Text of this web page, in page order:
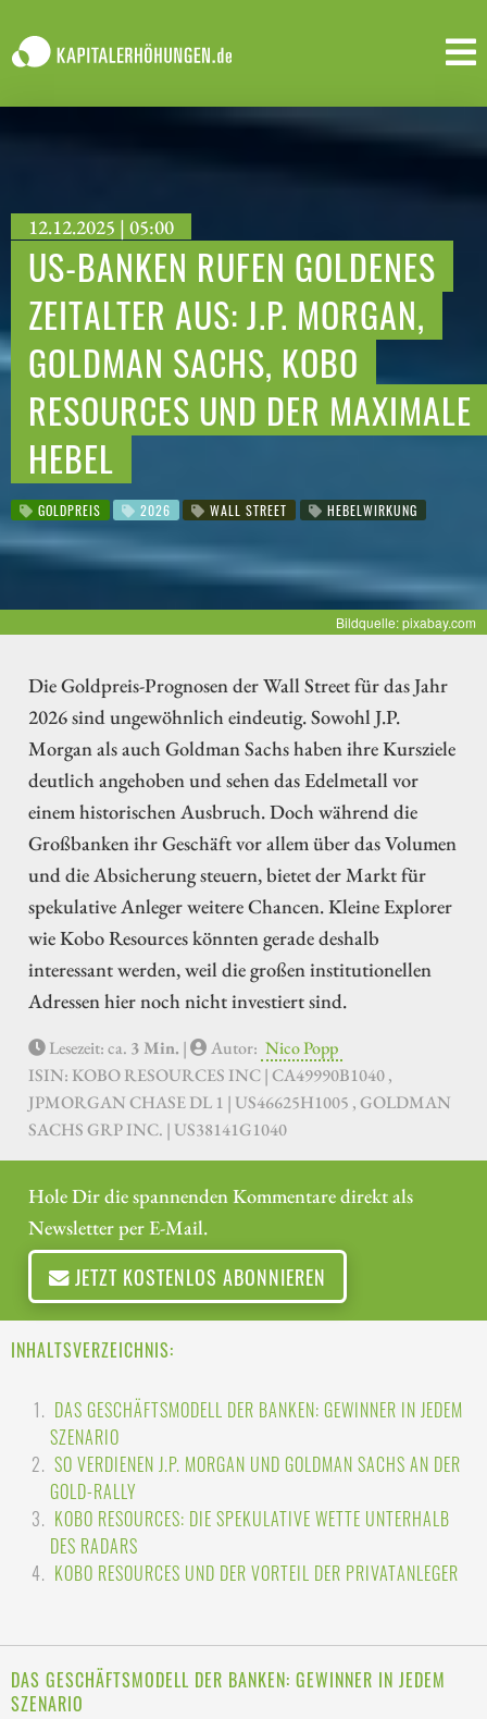
12.12.2025 | 05:00
US-BANKEN RUFEN GOLDENES
ZEITALTER AUS: J.P. MORGAN,
GOLDMAN SACHS, KOBO
RESOURCES UND DER MAXIMALE
HEBEL
GOLDPREIS 2026 WALL STREET HEBELWIRKUNG
Bildquelle: pixabay.com
Die Goldpreis-Prognosen der Wall Street für das Jahr
2026 sind ungewöhnlich eindeutig. Sowohl J.P.
Morgan als auch Goldman Sachs haben ihre Kursziele
deutlich angehoben und sehen das Edelmetall vor
einem historischen Ausbruch. Doch während die
Großbanken ihr Geschäft vor allem über das Volumen
und die Absicherung steuern, bietet der Markt für
spekulative Anleger weitere Chancen. Kleine Explorer
wie Kobo Resources könnten gerade deshalb
interessant werden, weil die großen institutionellen
Adressen hier noch nicht investiert sind.
Lesezeit: ca. 3 Min. | Autor: Nico Popp
ISIN: KOBO RESOURCES INC | CA49990B1040 ,
JPMORGAN CHASE DL 1 | US46625H1005 , GOLDMAN
SACHS GRP INC. | US38141G1040
Hole Dir die spannenden Kommentare direkt als
Newsletter per E-Mail.
JETZT KOSTENLOS ABONNIEREN
INHALTSVERZEICHNIS:
DAS GESCHÄFTSMODELL DER BANKEN: GEWINNER IN JEDEM
SZENARIO
SO VERDIENEN J.P. MORGAN UND GOLDMAN SACHS AN DER
GOLD-RALLY
KOBO RESOURCES: DIE SPEKULATIVE WETTE UNTERHALB
DES RADARS
KOBO RESOURCES UND DER VORTEIL DER PRIVATANLEGER
DAS GESCHÄFTSMODELL DER BANKEN: GEWINNER IN JEDEM
SZENARIO